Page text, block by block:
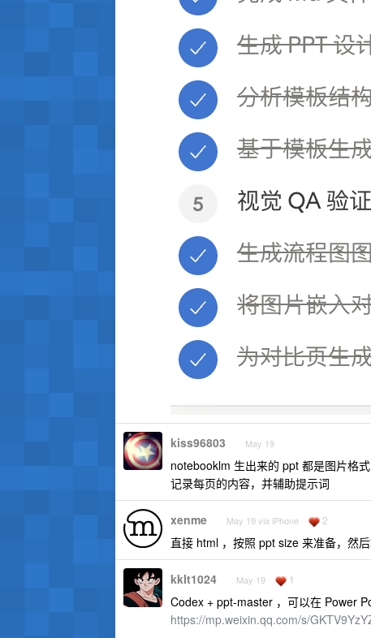
kiss96803 May 19
notebooklm 生出来的 ppt 都是图片格
记录每页的内容，并辅助提示词
xenme May 19 via iPhone 2
直接 html ，按照 ppt size 来准备，然
kklt1024 May 19 1
Codex + ppt-master ，可以在 Power
https://mp.weixin.qq.com/s/